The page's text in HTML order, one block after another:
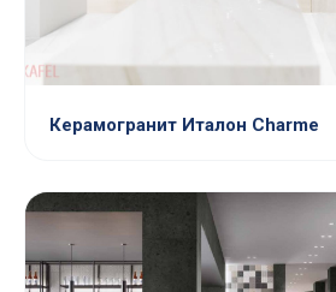
Керамогранит Италон Charme